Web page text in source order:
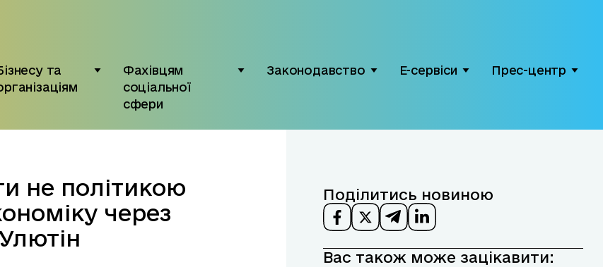
та
Фахівцям
соціальної
сфери
Законодавство Е-сервіси Прес-центр
не політикою
через
Поділитись новиною
Вас також може зацікавити: